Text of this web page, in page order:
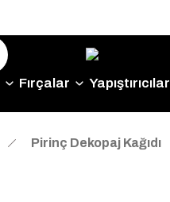
Fırçalar Yapıştırıcılar
Pirinç Dekopaj Kağıdı